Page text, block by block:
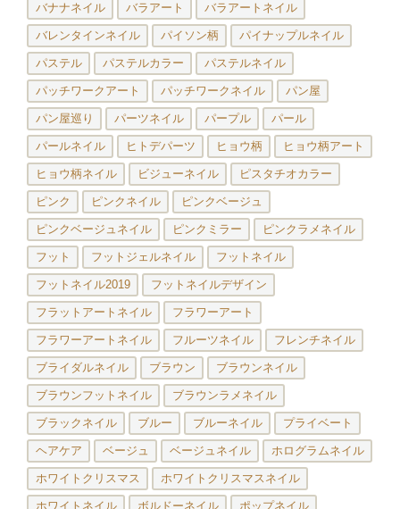
バナナネイル バラアート バラアートネイル
バレンタインネイル パイソン柄 パイナップルネイル
パステル パステルカラー パステルネイル
パッチワークアート パッチワークネイル パン屋
パン屋巡り パーツネイル パープル パール
パールネイル ヒトデパーツ ヒョウ柄 ヒョウ柄アート
ヒョウ柄ネイル ビジューネイル ピスタチオカラー
ピンク ピンクネイル ピンクベージュ
ピンクベージュネイル ピンクミラー ピンクラメネイル
フット フットジェルネイル フットネイル
フットネイル2019 フットネイルデザイン
フラットアートネイル フラワーアート
フラワーアートネイル フルーツネイル フレンチネイル
ブライダルネイル ブラウン ブラウンネイル
ブラウンフットネイル ブラウンラメネイル
ブラックネイル ブルー ブルーネイル プライベート
ヘアケア ベージュ ベージュネイル ホログラムネイル
ホワイトクリスマス ホワイトクリスマスネイル
ホワイトネイル ボルドーネイル ポップネイル